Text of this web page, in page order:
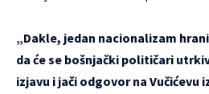
„Dakle, jedan nacionalizam
da će se bošnjački političari
izjavu i jači odgovor na Vučićevu